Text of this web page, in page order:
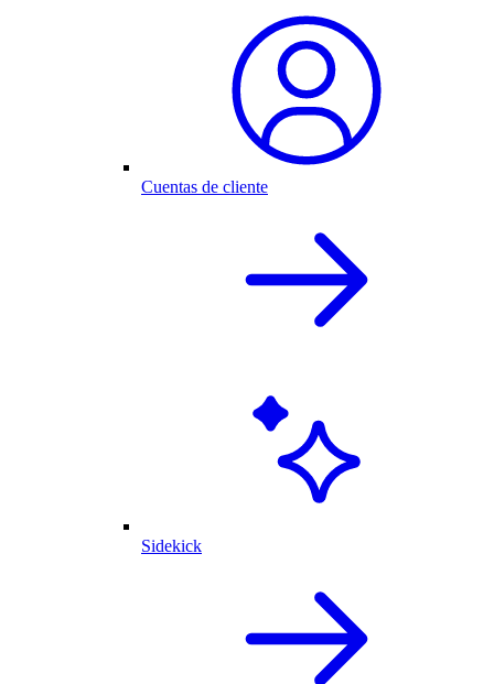
Cuentas de cliente
Sidekick